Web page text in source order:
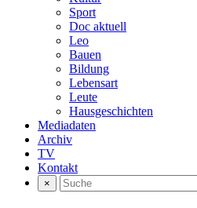
Sport
Doc aktuell
Leo
Bauen
Bildung
Lebensart
Leute
Hausgeschichten
Mediadaten
Archiv
TV
Kontakt
×